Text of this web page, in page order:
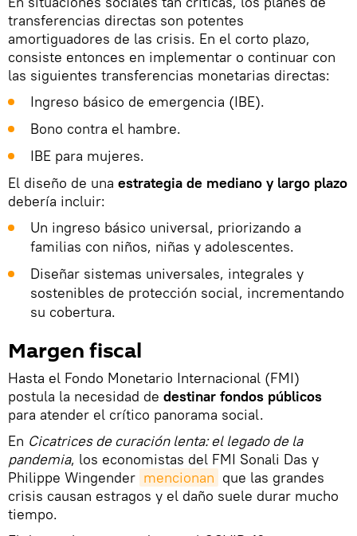
transferencias directas son potentes
amortiguadores de las crisis. En el corto plazo,
consiste entonces en implementar o continuar con
las siguientes transferencias monetarias directas:
Ingreso básico de emergencia (IBE).
Bono contra el hambre.
IBE para mujeres.
El diseño de una estrategia de mediano y largo plazo
debería incluir:
Un ingreso básico universal, priorizando a
familias con niños, niñas y adolescentes.
Diseñar sistemas universales, integrales y
sostenibles de protección social, incrementando
su cobertura.
Margen fiscal
Hasta el Fondo Monetario Internacional (FMI)
postula la necesidad de destinar fondos públicos
para atender el crítico panorama social.
En Cicatrices de curación lenta: el legado de la
pandemia, los economistas del FMI Sonali Das y
Philippe Wingender mencionan que las grandes
crisis causan estragos y el daño suele durar mucho
tiempo.